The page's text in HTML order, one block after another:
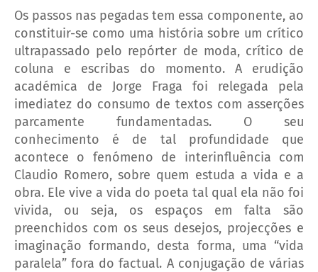
Os passos nas pegadas tem essa componente, ao
constituir-se como uma história sobre um crítico
ultrapassado pelo repórter de moda, crítico de
coluna e escribas do momento. A erudição
académica de Jorge Fraga foi relegada pela
imediatez do consumo de textos com asserções
parcamente fundamentadas. O seu
conhecimento é de tal profundidade que
acontece o fenómeno de interinfluência com
Claudio Romero, sobre quem estuda a vida e a
obra. Ele vive a vida do poeta tal qual ela não foi
vivida, ou seja, os espaços em falta são
preenchidos com os seus desejos, projecções e
imaginação formando, desta forma, uma “vida
paralela” fora do factual. A conjugação de várias